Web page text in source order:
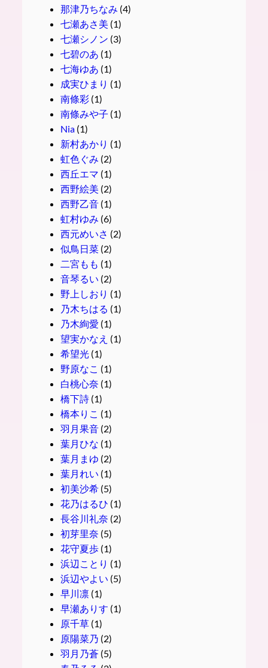
那津乃ちなみ (4)
七瀬あさ美 (1)
七瀬シノン (3)
七碧のあ (1)
七海ゆあ (1)
成実ひまり (1)
南條彩(1)
南條みや子 (1)
Nia(1)
新村あかり (1)
虹色ぐみ (2)
西丘エマ (1)
西野絵美 (2)
西野乙音(1)
虹村ゆみ (6)
西元めいさ (2)
似鳥日菜(2)
二宮もも (1)
音琴るい (2)
野上しおり (1)
乃木ちはる (1)
乃木絢愛 (1)
望実かなえ (1)
希望光(1)
野原なこ (1)
白桃心奈 (1)
橋下詩(1)
橋本りこ (1)
羽月果音(2)
葉月ひな (1)
葉月まゆ (2)
葉月れい (1)
初美沙希(5)
花乃はるひ (1)
長谷川礼奈 (2)
初芽里奈 (5)
花守夏歩(1)
浜辺ことり (1)
浜辺やよい (5)
早川凛(1)
早瀬ありす (1)
原千草 (1)
原陽菜乃 (2)
羽月乃蒼(5)